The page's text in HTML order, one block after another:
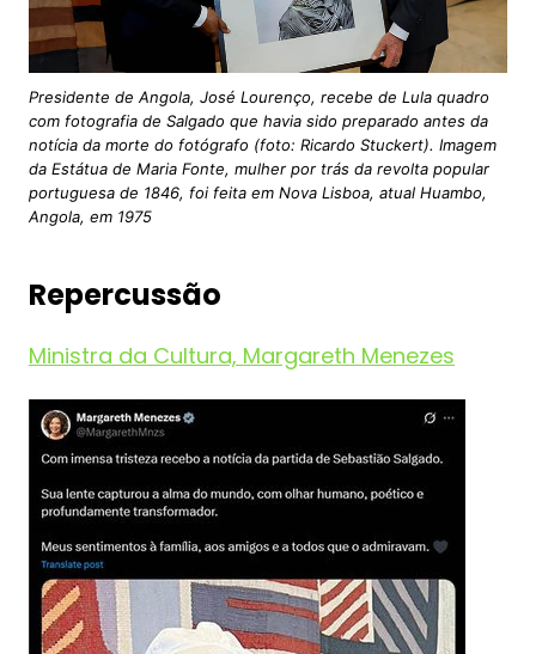
Presidente de Angola, José Lourenço, recebe de Lula quadro
com fotografia de Salgado que havia sido preparado antes da
notícia da morte do fotógrafo (foto: Ricardo Stuckert). Imagem
da Estátua de Maria Fonte, mulher por trás da revolta popular
portuguesa de 1846, foi feita em Nova Lisboa, atual Huambo,
Angola, em 1975
Repercussão
Ministra da Cultura, Margareth Menezes